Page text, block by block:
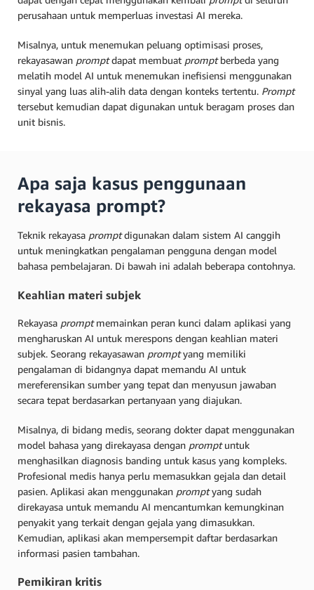
perusahaan untuk memperluas investasi AI mereka.
Misalnya, untuk menemukan peluang optimisasi proses,
rekayasawan promptdapat membuat promptberbeda yang
melatih model AI untuk menemukan inefisiensi menggunakan
sinyal yang luas alih-alih data dengan konteks tertentu. Prompt
tersebut kemudian dapat digunakan untuk beragam proses dan
unit bisnis.
Apa saja kasus penggunaan
rekayasa prompt?
Teknik rekayasa promptdigunakan dalam sistem AI canggih
untuk meningkatkan pengalaman pengguna dengan model
bahasa pembelajaran. Di bawah ini adalah beberapa contohnya.
Keahlian materi subjek
Rekayasa promptmemainkan peran kunci dalam aplikasi yang
mengharuskan AI untuk merespons dengan keahlian materi
subjek. Seorang rekayasawan promptyang memiliki
pengalaman di bidangnya dapat memandu AI untuk
mereferensikan sumber yang tepat dan menyusun jawaban
secara tepat berdasarkan pertanyaan yang diajukan.
Misalnya, di bidang medis, seorang dokter dapat menggunakan
model bahasa yang direkayasa dengan promptuntuk
menghasilkan diagnosis banding untuk kasus yang kompleks.
Profesional medis hanya perlu memasukkan gejala dan detail
pasien. Aplikasi akan menggunakan promptyang sudah
direkayasa untuk memandu AI mencantumkan kemungkinan
penyakit yang terkait dengan gejala yang dimasukkan.
Kemudian, aplikasi akan mempersempit daftar berdasarkan
informasi pasien tambahan.
Pemikiran kritis